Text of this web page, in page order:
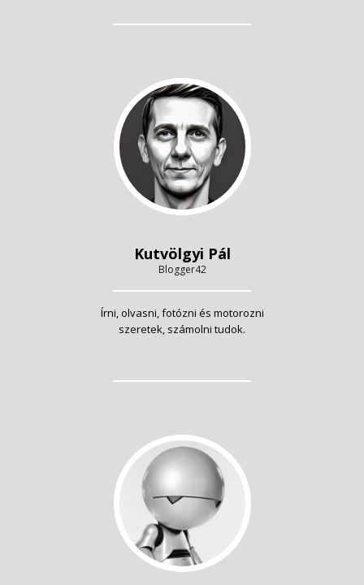
Kutvölgyi Pál
Blogger42
Írni, olvasni, fotózni és motorozni
szeretek, számolni tudok.